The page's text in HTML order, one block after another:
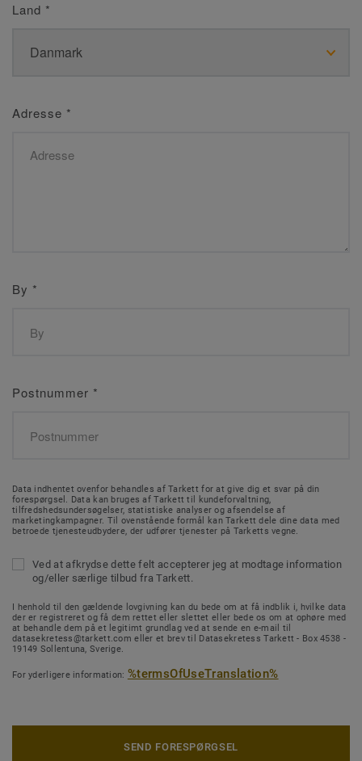
Land *
Adresse *
By *
Postnummer *
Data indhentet ovenfor behandles af Tarkett for at give dig et svar på din
forespørgsel. Data kan bruges af Tarkett til kundeforvaltning,
tilfredshedsundersøgelser, statistiske analyser og afsendelse af
marketingkampagner. Til ovenstående formål kan Tarkett dele dine data med
betroede tjenesteudbydere, der udfører tjenester på Tarketts vegne.
Ved at afkrydse dette felt accepterer jeg at modtage information
og/eller særlige tilbud fra Tarkett.
I henhold til den gældende lovgivning kan du bede om at få indblik i, hvilke data
der er registreret og få dem rettet eller slettet eller bede os om at ophøre med
at behandle dem på et legitimt grundlag ved at sende en e-mail til
datasekretess@tarkett.com eller et brev til Datasekretess Tarkett - Box 4538 -
19149 Sollentuna, Sverige.
For yderligere information: %termsOfUseTranslation%
SEND FORESPØRGSEL